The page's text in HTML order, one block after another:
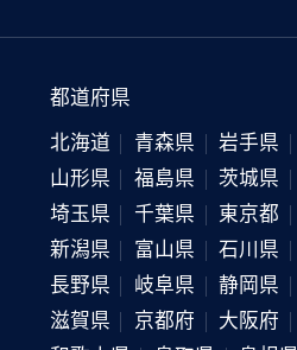
都道府県
北海道
青森県 岩手県
山形県
福島県 茨城県
埼玉県
千葉県 東京都
新潟県
富山県 石川県
長野県
岐阜県 静岡県
滋賀県
京都府 大阪府